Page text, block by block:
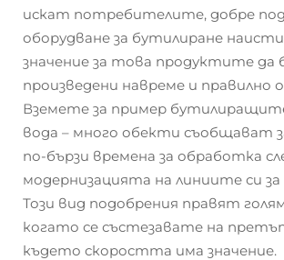
искат потребителите, добре
оборудване за бутилиране
значение за това продуктите да
произведени навреме и правилно
Вземете за пример
вода – много обекти съобщават
по-бързи времена за обработка
модернизацията на линиите си
Този вид подобрения правят
когато се състезавате на
където скоростта има значение.